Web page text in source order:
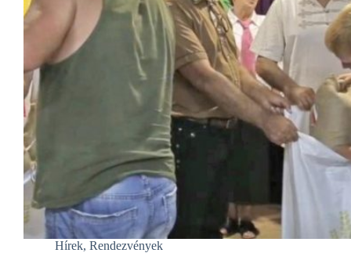
Hírek, Rendezvények